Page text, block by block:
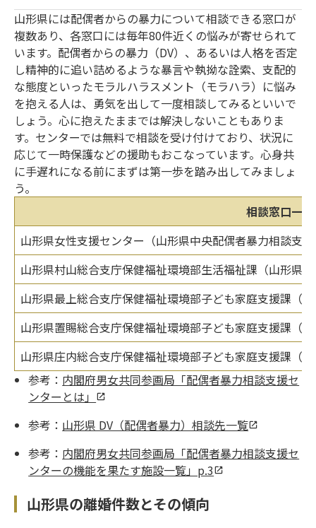
山形県には配偶者からの暴力について相談できる窓口が
複数あり、各窓口には毎年80件近くの悩みが寄せられて
います。配偶者からの暴力（DV）、あるいは人格を否定
し精神的に追い詰めるような暴言や執拗な詮索、支配的
な態度といったモラルハラスメント（モラハラ）に悩み
を抱える人は、勇気を出して一度相談してみるといいで
しょう。心に抱えたままでは解決しないこともありま
す。センターでは無料で相談を受け付けており、状況に
応じて一時保護などの援助もおこなっています。心身共
に手遅れになる前にまずは第一歩を踏み出してみましょ
う。
相談窓口一覧
山形県女性支援センター（山形県中央配偶者暴力相談支
山形県村山総合支庁保健福祉環境部生活福祉課（山形県
山形県最上総合支庁保健福祉環境部子ども家庭支援課（
山形県置賜総合支庁保健福祉環境部子ども家庭支援課（
山形県庄内総合支庁保健福祉環境部子ども家庭支援課（
参考： 内閣府男女共同参画局「配偶者暴力相談支援セ
ンターとは」
参考： 山形県 DV（配偶者暴力）相談先一覧
参考： 内閣府男女共同参画局「配偶者暴力相談支援セ
ンターの機能を果たす施設一覧」p.3
山形県の離婚件数とその傾向